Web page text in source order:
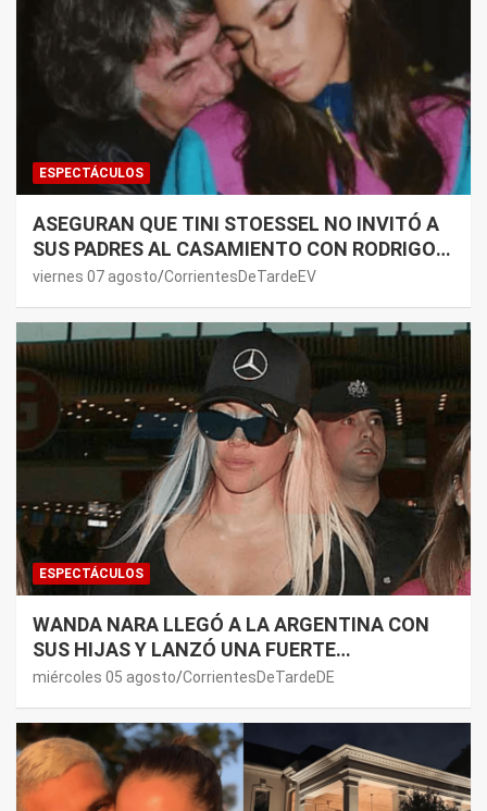
ESPECTÁCULOS
ASEGURAN QUE TINI STOESSEL NO INVITÓ A
SUS PADRES AL CASAMIENTO CON RODRIGO
DE PAUL: LOS MOTIVOS
viernes 07 agosto CorrientesDeTardeEV
ESPECTÁCULOS
WANDA NARA LLEGÓ A LA ARGENTINA CON
SUS HIJAS Y LANZÓ UNA FUERTE
PREMONICIÓN SOBRE MAURO ICARDI
miércoles 05 agosto CorrientesDeTardeDE